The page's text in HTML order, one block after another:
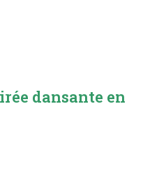
dansante en